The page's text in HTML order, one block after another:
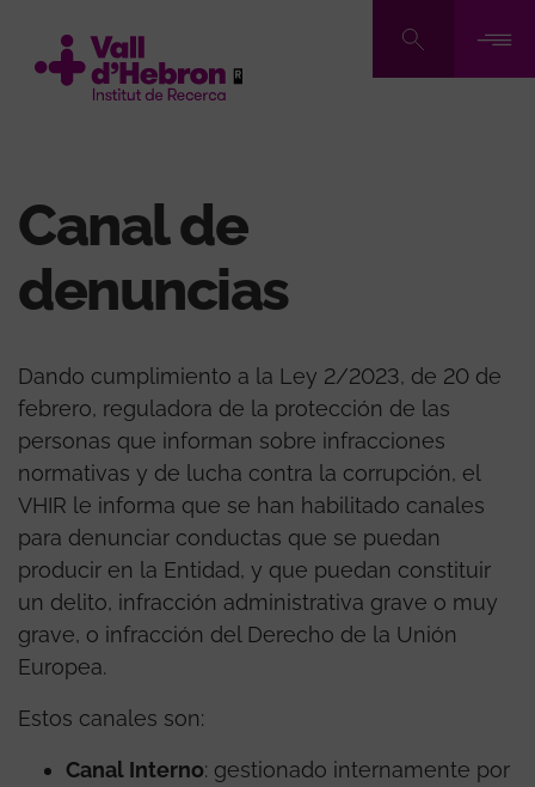
contenido
Canal de
denuncias
Dando cumplimiento a la Ley 2/2023, de 20 de
febrero, reguladora de la protección de las
personas que informan sobre infracciones
normativas y de lucha contra la corrupción, el
VHIR le informa que se han habilitado canales
para denunciar conductas que se puedan
producir en la Entidad, y que puedan constituir
un delito, infracción administrativa grave o muy
grave, o infracción del Derecho de la Unión
Europea.
Estos canales son:
Canal Interno: gestionado internamente por